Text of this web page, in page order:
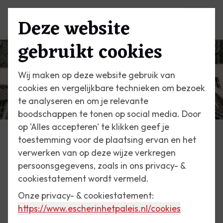
Deze website
gebruikt cookies
Wij maken op deze website gebruik van
cookies en vergelijkbare technieken om bezoek
te analyseren en om je relevante
boodschappen te tonen op social media. Door
op 'Alles accepteren' te klikken geef je
toestemming voor de plaatsing ervan en het
verwerken van op deze wijze verkregen
persoonsgegevens, zoals in ons privacy- &
cookiestatement wordt vermeld.
Onze privacy- & cookiestatement:
https://www.escherinhetpaleis.nl/cookies
Escher Vandaag
4 april 2020
Balkon